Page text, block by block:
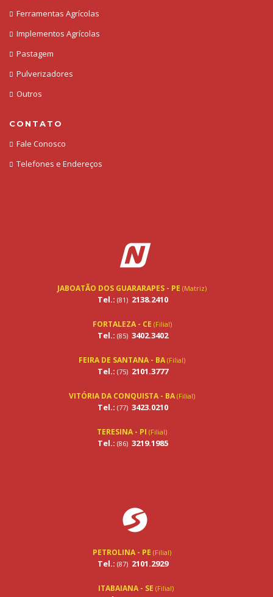
Ferramentas Agrícolas
Implementos Agrícolas
Pastagem
Pulverizadores
Outros
CONTATO
Fale Conosco
Telefones e Endereços
JABOATÃO DOS GUARARAPES - PE (Matriz)
Tel.: (81) 2138.2410
FORTALEZA - CE (Filial)
Tel.: (85) 3402.3402
FEIRA DE SANTANA - BA (Filial)
Tel.: (75) 2101.3777
VITÓRIA DA CONQUISTA - BA (Filial)
Tel.: (77) 3423.0210
TERESINA - PI (Filial)
Tel.: (86) 3219.1985
PETROLINA - PE (Filial)
Tel.: (87) 2101.2929
ITABAIANA - SE (Filial)